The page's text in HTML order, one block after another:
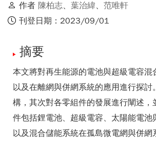
作者 陳柏志、 葉治緯、 范唯軒
刊登日期：2023/09/01
摘要
本文將對再生能源的電池與超級電容混
以及在離網與併網系統的應用進行探討
構，其次對各零組件的發展進行闡述，
件包括鋰電池、超級電容、太陽能電池
以及混合儲能系統在孤島微電網與併網